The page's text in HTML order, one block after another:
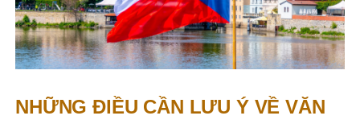
NHỮNG ĐIỀU CẦN LƯU Ý VỀ VĂN